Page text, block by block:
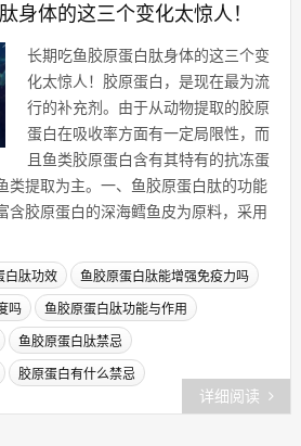
身体的这三个变化太惊人！
长期吃鱼胶原蛋白肽身体的这三个变
化太惊人！胶原蛋白，是现在最为流
行的补充剂。由于从动物提取的胶原
蛋白在吸收率方面有一定局限性，而
且鱼类胶原蛋白含有其特有的抗冻蛋
类提取为主。一、鱼胶原蛋白肽的功能
含胶原蛋白的深海鳕鱼皮为原料，采用
白肽功效 鱼胶原蛋白肽能增强免疫力吗
吗 鱼胶原蛋白肽功能与作用
鱼胶原蛋白肽禁忌
胶原蛋白有什么禁忌
详细阅读